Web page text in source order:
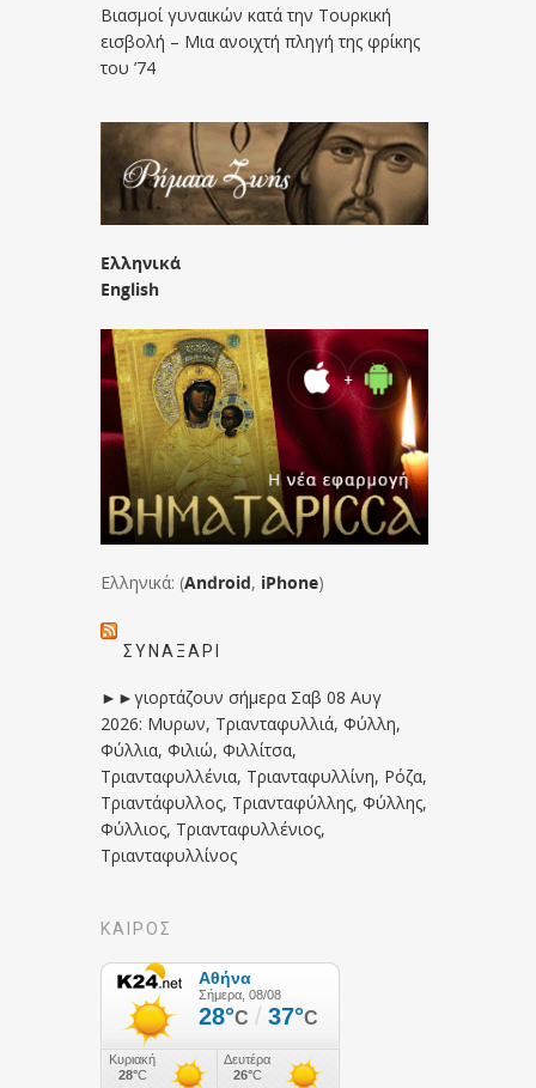
Βιασμοί γυναικών κατά την Τουρκική
εισβολή – Μια ανοιχτή πληγή της φρίκης
του ’74
Ελληνικά
English
Ελληνικά: (Android, iPhone)
ΣΥΝΑΞΆΡΙ
►►γιορτάζουν σήμερα Σαβ 08 Αυγ
2026: Μυρων, Τριανταφυλλιά, Φύλλη,
Φύλλια, Φιλιώ, Φιλλίτσα,
Τριανταφυλλένια, Τριανταφυλλίνη, Ρόζα,
Τριαντάφυλλος, Τριανταφύλλης, Φύλλης,
Φύλλιος, Τριανταφυλλένιος,
Τριανταφυλλίνος
ΚΑΙΡΟΣ